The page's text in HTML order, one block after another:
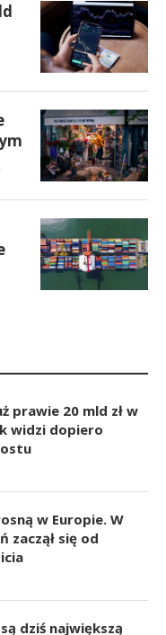
prawie 20 mld zł w
widzi dopiero
w Europie. W
zaczął się od
dziś największą